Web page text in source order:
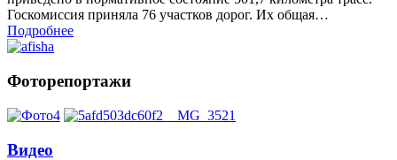
Госкомиссия приняла 76 участков дорог. Их общая…
Подробнее
Фоторепортажи
Видео